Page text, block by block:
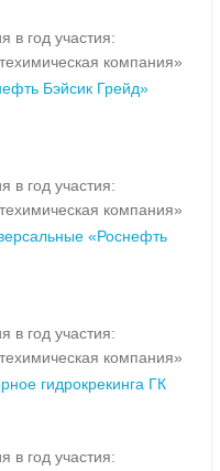
в год участия:
компания»
Бэйсик Грейд»
в год участия:
компания»
«Роснефть
в год участия:
компания»
гидрокрекинга ГК
в год участия: